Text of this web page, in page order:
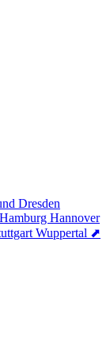
Dresden
Hamburg Hannover
Wuppertal ⬈